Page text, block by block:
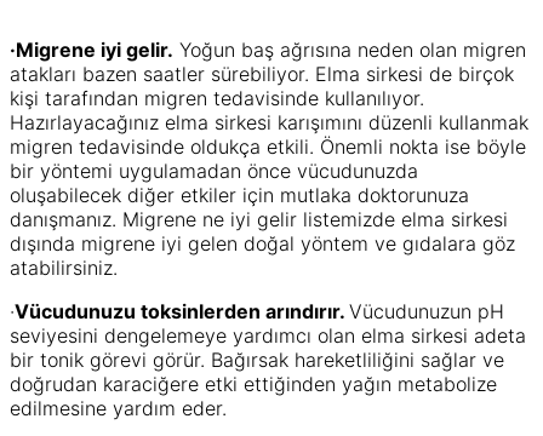
·Migrene iyi gelir. Yoğun baş ağrısına neden olan migren
atakları bazen saatler sürebiliyor. Elma sirkesi de birçok
kişi tarafından migren tedavisinde kullanılıyor.
Hazırlayacağınız elma sirkesi karışımını düzenli kullanmak
migren tedavisinde oldukça etkili. Önemli nokta ise böyle
bir yöntemi uygulamadan önce vücudunuzda
oluşabilecek diğer etkiler için mutlaka doktorunuza
danışmanız. Migrene ne iyi gelir listemizde elma sirkesi
dışında migrene iyi gelen doğal yöntem ve gıdalara göz
atabilirsiniz.
·Vücudunuzu toksinlerden arındırır. Vücudunuzun pH
seviyesini dengelemeye yardımcı olan elma sirkesi adeta
bir tonik görevi görür. Bağırsak hareketliliğini sağlar ve
doğrudan karaciğere etki ettiğinden yağın metabolize
edilmesine yardım eder.